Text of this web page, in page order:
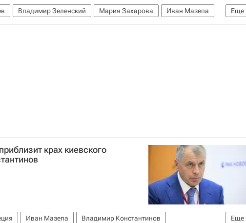
Еще
Владимир Зеленский Мария Захарова
Иван Мазепа
Киево-Печерская Лавра
крах киевского
Еще
Иван Мазепа
Владимир Константинов